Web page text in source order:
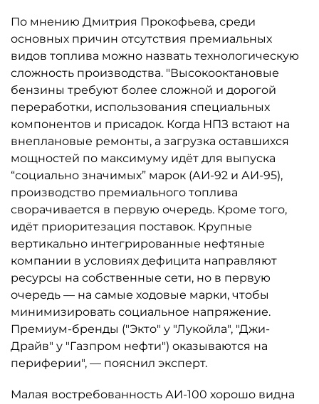
По мнению Дмитрия Прокофьева, среди
основных причин отсутствия премиальных
видов топлива можно назвать технологическую
сложность производства. "Высокооктановые
бензины требуют более сложной и дорогой
переработки, использования специальных
компонентов и присадок. Когда НПЗ встают на
внеплановые ремонты, а загрузка оставшихся
мощностей по максимуму идёт для выпуска
“социально значимых” марок (АИ-92 и АИ-95),
производство премиального топлива
сворачивается в первую очередь. Кроме того,
идёт приоритезация поставок. Крупные
вертикально интегрированные нефтяные
компании в условиях дефицита направляют
ресурсы на собственные сети, но в первую
очередь — на самые ходовые марки, чтобы
минимизировать социальное напряжение.
Премиум-бренды ("Экто" у "Лукойла", "Джи-
Драйв" у "Газпром нефти") оказываются на
периферии", — пояснил эксперт.
Малая востребованность АИ-100 хорошо видна